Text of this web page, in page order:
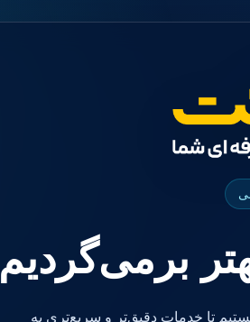
برمی‌گردیم
تا خدمات دقیق‌تر و سریع‌تری به